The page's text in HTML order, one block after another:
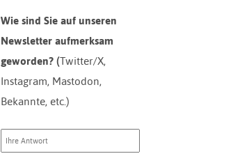
Wie sind Sie auf unseren
Newsletter aufmerksam
geworden? (Twitter/X,
Instagram, Mastodon,
Bekannte, etc.)